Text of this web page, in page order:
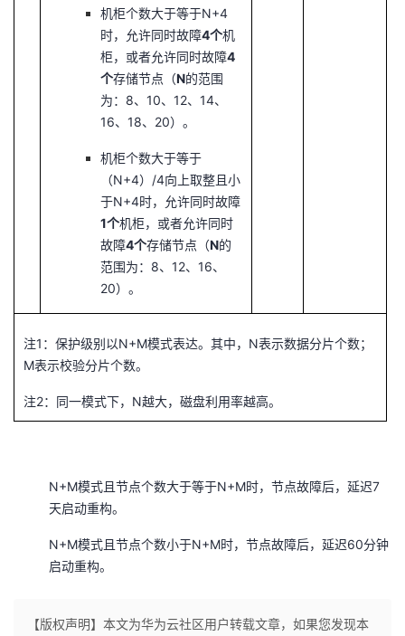
机柜个数大于等于N+4
时，允许同时故障4个机
柜，或者允许同时故障4
个存储节点（N的范围
为：8、10、12、14、
16、18、20）。
机柜个数大于等于
（N+4）/4向上取整且小
于N+4时，允许同时故障
1个机柜，或者允许同时
故障4个存储节点（N的
范围为：8、12、16、
20）。
注1：保护级别以N+M模式表达。其中，N表示数据分片个数；
M表示校验分片个数。
注2：同一模式下，N越大，磁盘利用率越高。
N+M模式且节点个数大于等于N+M时，节点故障后，延迟7
天启动重构。
N+M模式且节点个数小于N+M时，节点故障后，延迟60分钟
启动重构。
【版权声明】本文为华为云社区用户转载文章，如果您发现本